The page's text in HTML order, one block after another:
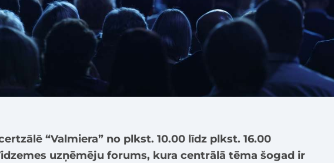
“Valmiera” no plkst. 10.00 līdz plkst. 16.00
uzņēmēju forums, kura centrālā tēma šogad ir